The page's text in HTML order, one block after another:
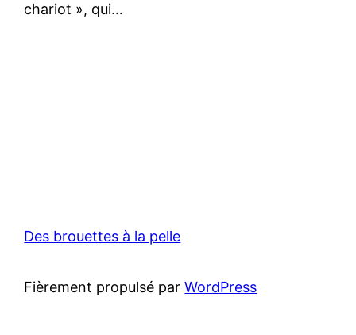
chariot », qui…
Des brouettes à la pelle
Fièrement propulsé parWordPress